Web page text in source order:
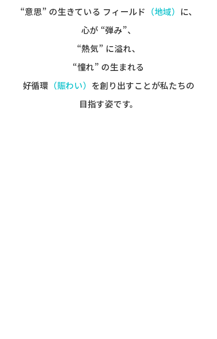
“意思” の​生きている フィールド ​（地域） に、
心が​ “弾み”、
“熱気” に​溢れ、
“憧れ” の​生まれる
好循環 ​（賑わい） を​創り出すことが​私たちの​
目指す姿です。​